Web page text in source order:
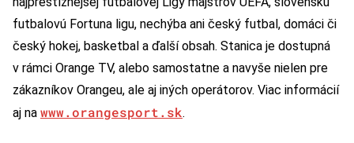
futbalovú Fortuna ligu, nechýba ani český futbal, domáci či
český hokej, basketbal a ďalší obsah. Stanica je dostupná
v rámci Orange TV, alebo samostatne a navyše nielen pre
zákazníkov Orangeu, ale aj iných operátorov. Viac informácií
aj na www.orangesport.sk.